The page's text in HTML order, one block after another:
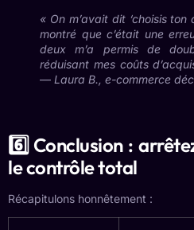
« On m’avait dit ‘choisis ton
montré que c’était une
deux m’a permis de
réduisant mes coûts
— Laura B., e-commerce
6️⃣ Conclusion :
le contrôle total
Récapitulons honnêtement :